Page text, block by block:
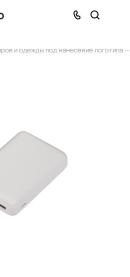
и одежды под нанесение логотипа